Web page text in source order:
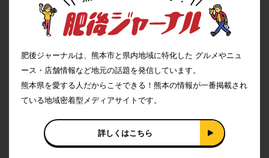
肥後ジャーナルは、熊本市と県内地域に特化した グルメやニュ
ース・店舗情報など地元の話題を発信しています。
熊本県を愛する人だからこそできる！熊本の情報が一番掲載され
ている地域密着型メディアサイトです。
詳しくはこちら